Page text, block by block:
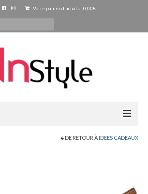
Votre panier d'achats-0,00€
DE RETOUR À IDEES CADEAUX